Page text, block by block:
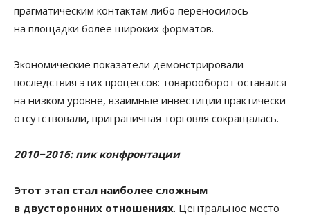
прагматическим контактам либо переносилось
на площадки более широких форматов.
Экономические показатели демонстрировали
последствия этих процессов: товарооборот оставался
на низком уровне, взаимные инвестиции практически
отсутствовали, приграничная торговля сокращалась.
2010−2016: пик конфронтации
Этот этап стал наиболее сложным
в двусторонних отношениях. Центральное место